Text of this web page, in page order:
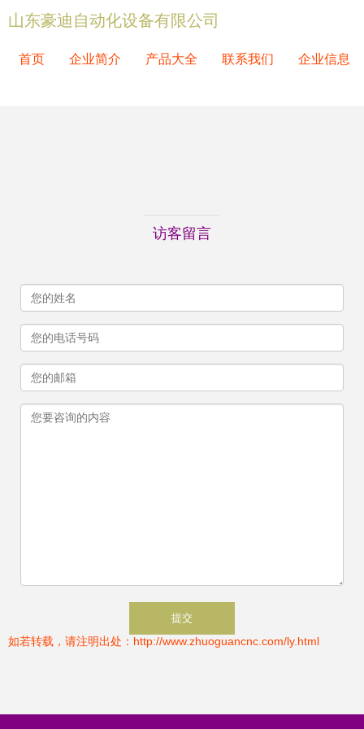
山东豪迪自动化设备有限公司
首页 企业简介 产品大全 联系我们 企业信息
访客留言
如若转载，请注明出处：http://www.zhuoguancnc.com/ly.html